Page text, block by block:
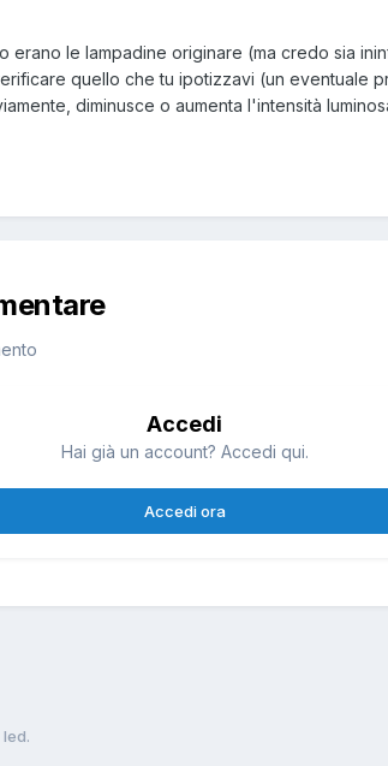
le lampadine originare (ma credo sia
quello che tu ipotizzavi (un eventuale
diminusce o aumenta l'intensità
Accedi
Hai già un account? Accedi qui.
Accedi ora